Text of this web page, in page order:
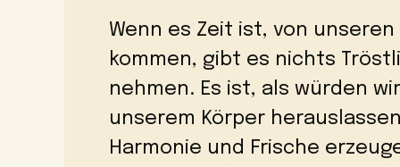
Wenn es Zeit ist, von
kommen, gibt es nichts
nehmen. Es ist, als würden
unserem Körper
Harmonie und Frische